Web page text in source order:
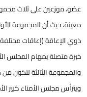
عضو، موزعين على ثلاث
معينة، حيث أن المجموعة
ذوي الإعاقة (إعاقات
خبرة متصلة بمهام المجلس
والمجموعة الثالثة تتكون
ويترأس مجلس الأمناء كبير